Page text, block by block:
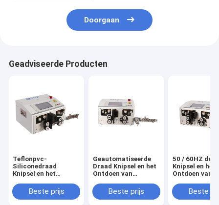
Doorgaan
Geadviseerde Producten
Teflonpvc-
Siliconedraad
Knipsel en het
Machine Hoge
Productiviteit
Beste prijs
Geautomatiseerde
Draad Knipsel en het
Ontdoen van
Vorm 0. 08 - 10MM2
Beste prijs
50 / 60HZ
Knipsel en het
Ontdoen van
Verwerking
Beste